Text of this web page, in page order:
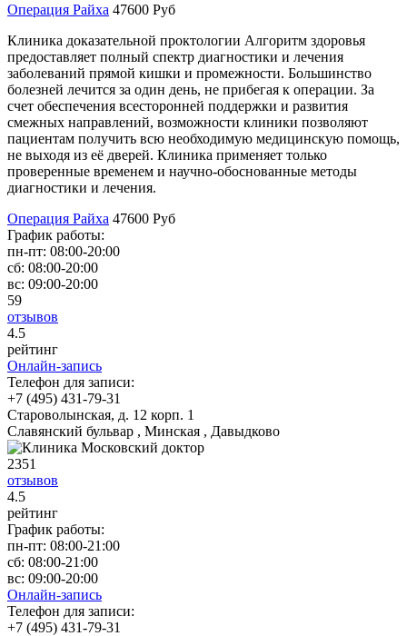
Операция Райха 47600 Руб
Клиника доказательной проктологии Алгоритм здоровья
предоставляет полный спектр диагностики и лечения
заболеваний прямой кишки и промежности. Большинство
болезней лечится за один день, не прибегая к операции. За
счет обеспечения всесторонней поддержки и развития
смежных направлений, возможности клиники позволяют
пациентам получить всю необходимую медицинскую помощь,
не выходя из её дверей. Клиника применяет только
проверенные временем и научно-обоснованные методы
диагностики и лечения.
Операция Райха 47600 Руб
График работы:
пн-пт: 08:00-20:00
сб: 08:00-20:00
вс: 09:00-20:00
59
отзывов
4.5
рейтинг
Онлайн-запись
Телефон для записи:
+7 (495) 431-79-31
Староволынская, д. 12 корп. 1
Славянский бульвар , Минская , Давыдково
2351
отзывов
4.5
рейтинг
График работы:
пн-пт: 08:00-21:00
сб: 08:00-21:00
вс: 09:00-20:00
Онлайн-запись
Телефон для записи:
+7 (495) 431-79-31